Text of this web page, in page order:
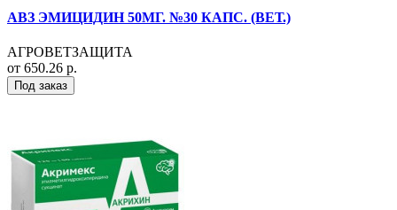
АВЗ ЭМИЦИДИН 50МГ. №30 КАПС. (ВЕТ.)
АГРОВЕТЗАЩИТА
от 650.26 р.
Под заказ